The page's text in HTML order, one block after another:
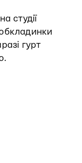
студії
гурт